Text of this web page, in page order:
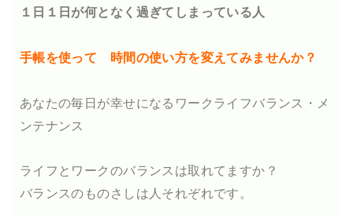
１日１日が何となく過ぎてしまっている人
手帳を使って 時間の使い方を変えてみませんか？
あなたの毎日が幸せになる ワークライフバランス・ メ
ンテナンス
ライフとワークのバランスは取れてますか？
バランスのものさしは人それぞれです。